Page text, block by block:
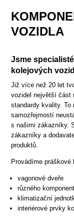
VOZIDLA
Jsme
kolejových
Již více než 20 let
vozidel největší část
standardy kvality. To
samozřejmostí
s našimi zákazníky.
zákazníky a
produktů.
Provádíme
vagonové dveře
různého
klimatizační
interiérové prvky